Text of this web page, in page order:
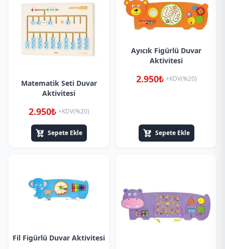
Matematik Seti Duvar
Aktivitesi
2.950₺ +KDV(%20)
Sepete Ekle
Ayıcık Figürlü Duvar
Aktivitesi
2.950₺ +KDV(%20)
Sepete Ekle
Fil Figürlü Duvar Aktivitesi